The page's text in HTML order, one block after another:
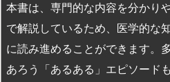
本書は、専門的な内容を分かり
で解説しているため、医学的な
に読み進めることができます。
あろう「あるある」エピソード